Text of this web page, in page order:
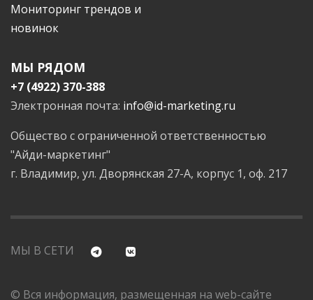
Мониторинг трендов и
новинок
МЫ РЯДОМ
+7 (4922) 370-388
Электронная почта: info@id-marketing.ru
Общество с ограниченной ответственностью
"Айди-маркетинг"
г. Владимир, ул. Дворянская 27-А, корпус 1, оф. 217
МЫ В СЕТИ
© Вся информация, размещенная на web-сайте